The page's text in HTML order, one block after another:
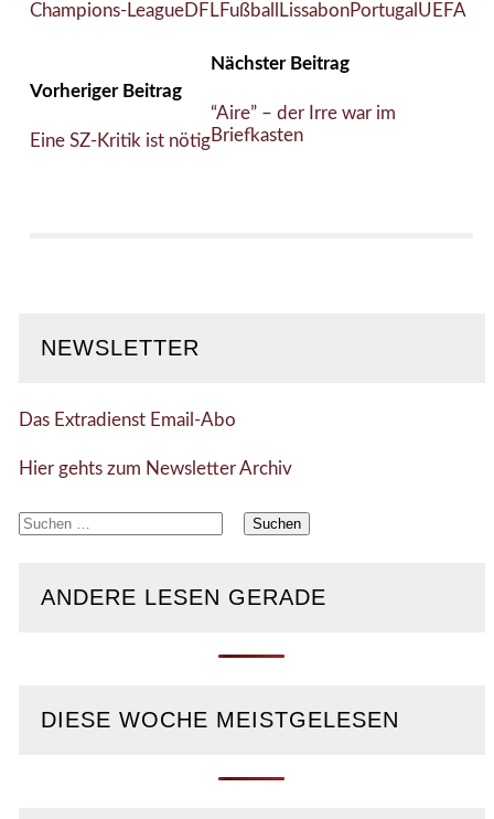
Champions-LeagueDFLFußball LissabonPortugal UEFA
Vorheriger Beitrag
Eine SZ-Kritik ist nötig
Nächster Beitrag
“Aire” – der Irre war im
Briefkasten
NEWSLETTER
Das Extradienst Email-Abo
Hier gehts zum Newsletter Archiv
Suchen
ANDERE LESEN GERADE
DIESE WOCHE MEISTGELESEN